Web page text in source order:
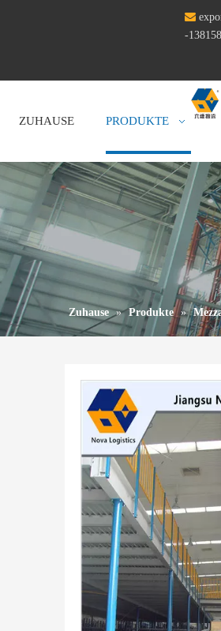

-
ZUHAUSE PRODUKTE
Zuhause » Produkte »